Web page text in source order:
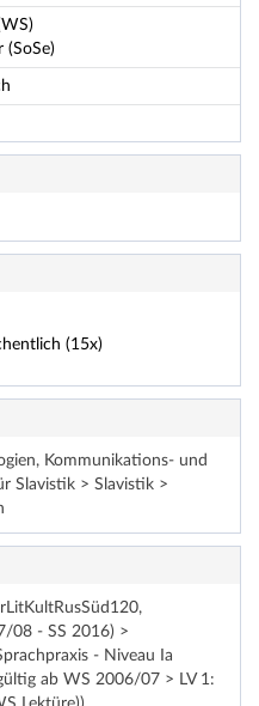
(SoSe)
(15x)
Kommunikations- und
Slavistik > Slavistik >
08 - SS 2016) >
- Niveau Ia
ab WS 2006/07 > LV 1: